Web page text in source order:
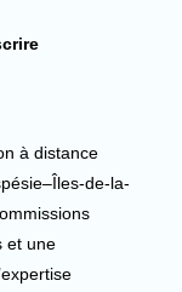
à distance
de-la-
et une